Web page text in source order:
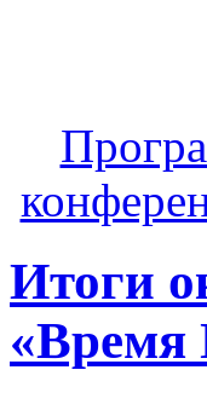
Итоги
«Время